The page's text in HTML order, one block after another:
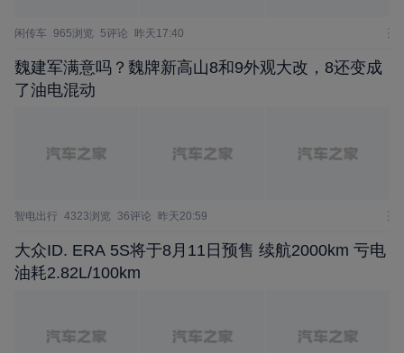
闲传车 965浏览 5评论 昨天17:40
魏建军满意吗？魏牌新高山8和9外观大改，8还变成
了油电混动
智电出行 4323浏览 36评论 昨天20:59
大众ID. ERA 5S将于8月11日预售 续航2000km 亏电
油耗2.82L/100km